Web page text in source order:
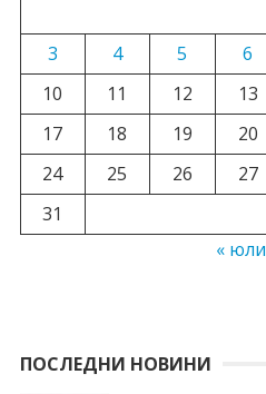
3
4 5 6
10
11 12 13
17
18 19 20
24
25 26 27
31
« юли
ПОСЛЕДНИ НОВИНИ